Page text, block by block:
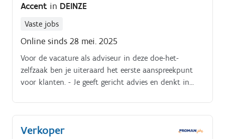
Accent in DEINZE
Vaste jobs
Online sinds 28 mei. 2025
Voor de vacature als adviseur in deze doe-het-
zelfzaak ben je uiteraard het eerste aanspreekpunt
voor klanten. - Je geeft gericht advies en denkt in
Je zorgt voor een sterke dynamiek in jouw
winkelzone waardoor klanten graag komen en
Verkoper